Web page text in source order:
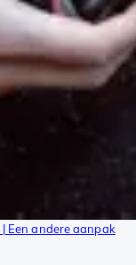
Een andere aanpak